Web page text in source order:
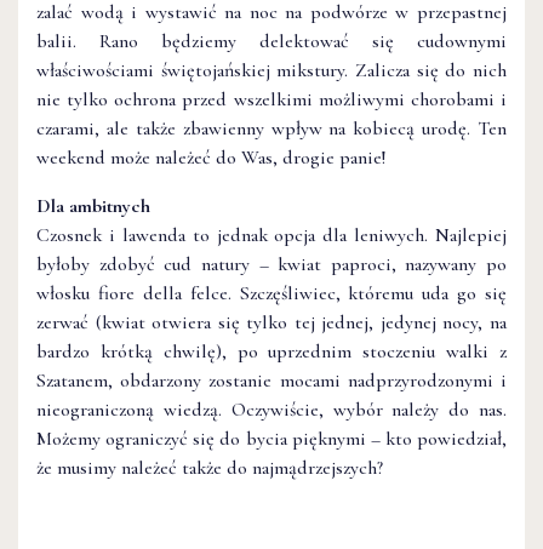
zalać wodą i wystawić na noc na podwórze w przepastnej
balii. Rano będziemy delektować się cudownymi
właściwościami świętojańskiej mikstury. Zalicza się do nich
nie tylko ochrona przed wszelkimi możliwymi chorobami i
czarami, ale także zbawienny wpływ na kobiecą urodę. Ten
weekend może należeć do Was, drogie panie!
Dla ambitnych
Czosnek i lawenda to jednak opcja dla leniwych. Najlepiej
byłoby zdobyć cud natury – kwiat paproci, nazywany po
włosku fiore della felce. Szczęśliwiec, któremu uda go się
zerwać (kwiat otwiera się tylko tej jednej, jedynej nocy, na
bardzo krótką chwilę), po uprzednim stoczeniu walki z
Szatanem, obdarzony zostanie mocami nadprzyrodzonymi i
nieograniczoną wiedzą. Oczywiście, wybór należy do nas.
Możemy ograniczyć się do bycia pięknymi – kto powiedział,
że musimy należeć także do najmądrzejszych?